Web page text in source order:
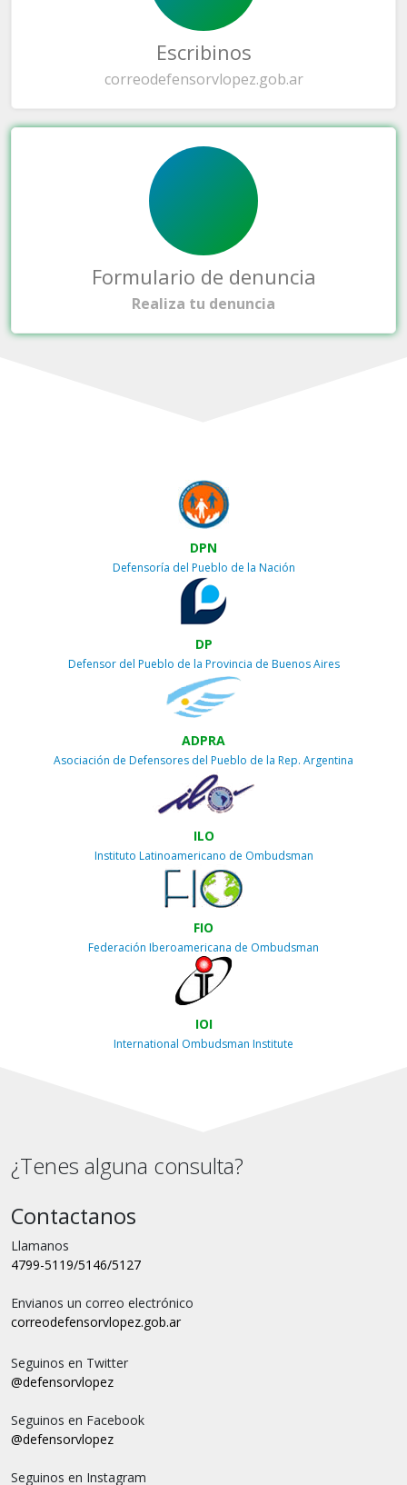
Escribinos
correodefensorvlopez.gob.ar
Formulario de denuncia
Realiza tu denuncia
DPN
Defensoría del Pueblo de la Nación
DP
Defensor del Pueblo de la Provincia de Buenos Aires
ADPRA
Asociación de Defensores del Pueblo de la Rep. Argentina
ILO
Instituto Latinoamericano de Ombudsman
FIO
Federación Iberoamericana de Ombudsman
IOI
International Ombudsman Institute
¿Tenes alguna consulta?
Contactanos
Llamanos
4799-5119/5146/5127
Envianos un correo electrónico
correodefensorvlopez.gob.ar
Seguinos en Twitter
@defensorvlopez
Seguinos en Facebook
@defensorvlopez
Seguinos en Instagram